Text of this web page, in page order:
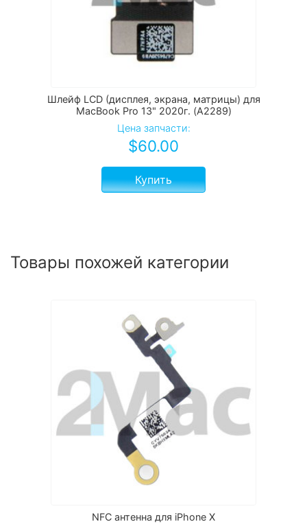
Шлейф LCD (дисплея, экрана, матрицы) для
MacBook Pro 13" 2020г. (A2289)
Цена запчасти:
$60.00
Купить
Товары похожей категории
NFC антенна для iPhone X